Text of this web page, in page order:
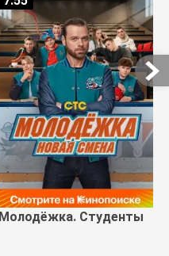
Молодёжка. Студенты